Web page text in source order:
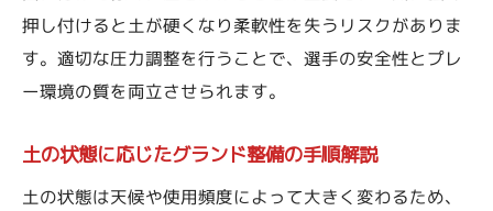
押し付けると土が硬くなり柔軟性を失うリスクがありま
す。適切な圧力調整を行うことで、選手の安全性とプレ
ー環境の質を両立させられます。
土の状態に応じたグランド整備の手順解説
土の状態は天候や使用頻度によって大きく変わるため、